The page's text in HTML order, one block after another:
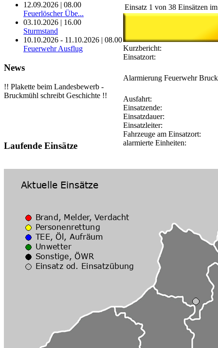
Einsatz 1 von 38 Einsätzen
Kurzbericht:
Einsatzort:
Alarmierung Feuerwehr
Ausfahrt:
Einsatzende:
Einsatzdauer:
Einsatzleiter:
Fahrzeuge am Einsatzort:
alarmierte Einheiten:
12.09.2026 | 08.00
Feuerlöscher Übe...
03.10.2026 | 16.00
Sturmstand
10.10.2026 - 11.10.2026 | 08.00
Feuerwehr Ausflug
News
!! Plakette beim Landesbewerb -
Bruckmühl schreibt Geschichte !!
Laufende Einsätze